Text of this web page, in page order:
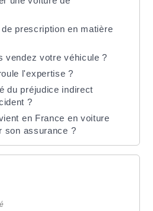
prescription en matière
vendez votre véhicule ?
l'expertise ?
du préjudice indirect
?
en France en voiture
son assurance ?